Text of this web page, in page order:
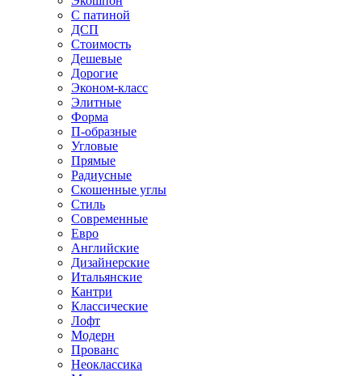
С патиной
ДСП
Стоимость
Дешевые
Дорогие
Эконом-класс
Элитные
Форма
П-образные
Угловые
Прямые
Радиусные
Скошенные углы
Стиль
Современные
Евро
Английские
Дизайнерские
Итальянские
Кантри
Классические
Лофт
Модерн
Прованс
Неоклассика